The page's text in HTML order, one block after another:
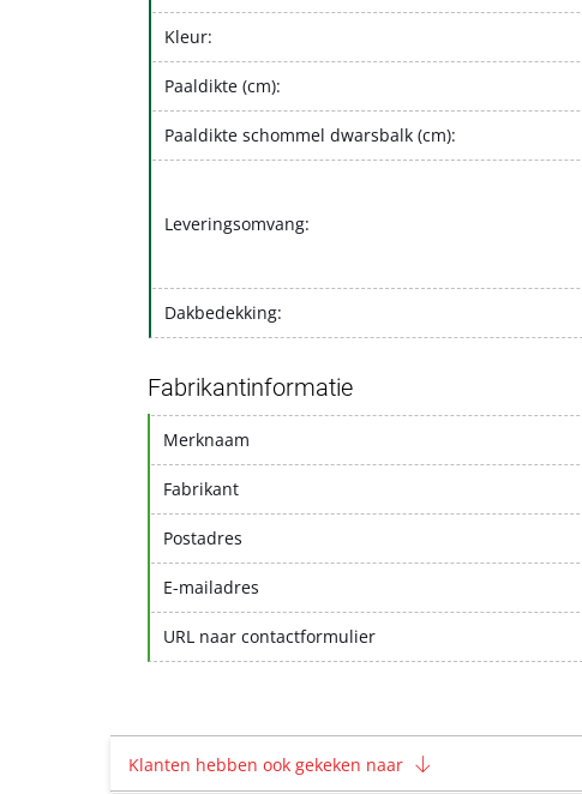
Kleur:
Paaldikte (cm):
Paaldikte schommel dwarsbalk (cm):
Leveringsomvang:
Dakbedekking:
Fabrikantinformatie
Merknaam
Fabrikant
Postadres
E-mailadres
URL naar contactformulier
Klanten hebben ook gekeken naar